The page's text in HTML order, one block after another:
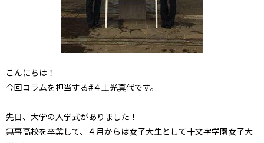
こんにちは！
今回コラムを担当する#４土光真代です。
先日、大学の入学式がありました！
無事高校を卒業して、４月からは女子大生として十文字学園女子大